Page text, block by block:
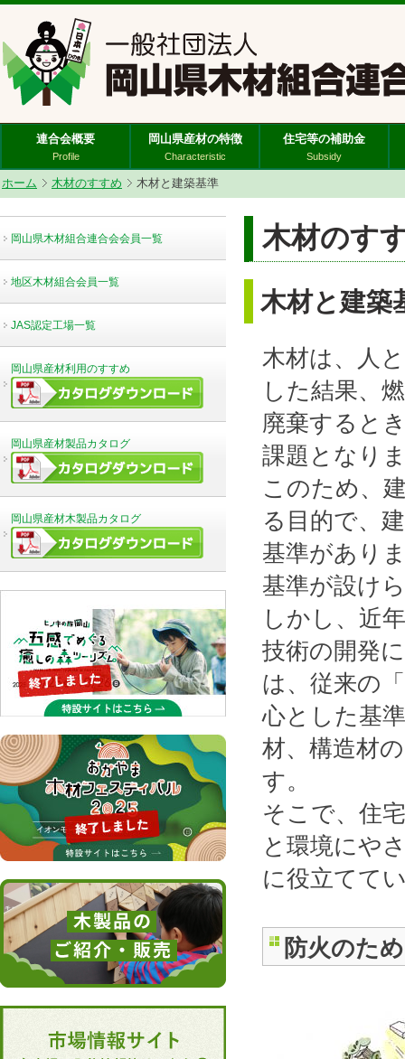
連合会概要
Profile
岡山県産材の特徴
Characteristic
住宅等の補助金
Subsidy
ホーム 木材のすすめ 木材と建築基準
木材のす
木材と建築
木材は、人
した結果、
廃棄すると
課題となり
このため、
る目的で、
基準があり
基準が設け
しかし、近
技術の開発
は、従来の
心とした基
材、構造材
す。
そこで、住
と環境にや
に役立てて
防火のた
岡山県木材組合連合会会員一覧
地区木材組合会員一覧
JAS認定工場一覧
岡山県産材利用のすすめ
岡山県産材製品カタログ
岡山県産材木製品カタログ